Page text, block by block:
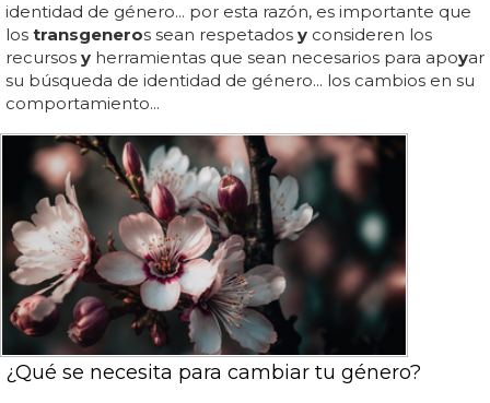
identidad de género... por esta razón, es importante que
los transgeneros sean respetados y consideren los
recursos y herramientas que sean necesarios para apoyar
su búsqueda de identidad de género... los cambios en su
comportamiento...
¿Qué se necesita para cambiar tu género?